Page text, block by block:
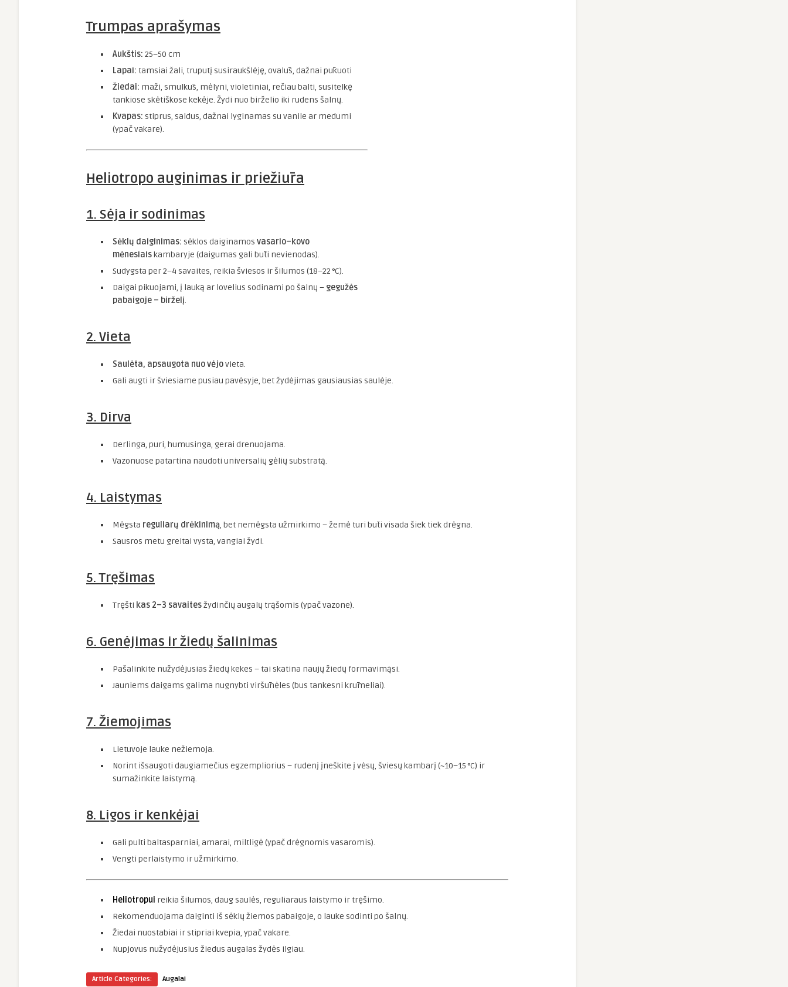
Trumpas aprašymas
Aukštis: 25–50 cm
Lapai: tamsiai žali, truputį susiraukšlėję, ovalūs, dažnai pūkuoti
Žiedai: maži, smulkūs, mėlyni, violetiniai, rečiau balti, susitelkę
tankiose skėtiškose kekėje. Žydi nuo birželio iki rudens šalnų.
Kvapas: stiprus, saldus, dažnai lyginamas su vanile ar medumi
(ypač vakare).
Heliotropo auginimas ir priežiūra
1. Sėja ir sodinimas
Sėklų daiginimas: sėklos daiginamos vasario–kovo
mėnesiaiskambaryje (daigumas gali būti nevienodas).
Sudygsta per 2–4 savaites, reikia šviesos ir šilumos (18–22 °C).
Daigai pikuojami, į lauką ar lovelius sodinami po šalnų – gegužės
pabaigoje – birželį.
2. Vieta
Saulėta, apsaugota nuo vėjovieta.
Gali augti ir šviesiame pusiau pavėsyje, bet žydėjimas gausiausias saulėje.
3. Dirva
Derlinga, puri, humusinga, gerai drenuojama.
Vazonuose patartina naudoti universalių gėlių substratą.
4. Laistymas
Mėgsta reguliarų drėkinimą, bet nemėgsta užmirkimo – žemė turi būti visada šiek tiek drėgna.
Sausros metu greitai vysta, vangiai žydi.
5. Tręšimas
Tręšti kas 2–3 savaitesžydinčių augalų trąšomis (ypač vazone).
6. Genėjimas ir žiedų šalinimas
Pašalinkite nužydėjusias žiedų kekes – tai skatina naujų žiedų formavimąsi.
Jauniems daigams galima nugnybti viršūnėles (bus tankesni krūmeliai).
7. Žiemojimas
Lietuvoje lauke nežiemoja.
Norint išsaugoti daugiamečius egzempliorius – rudenį įneškite į vėsų, šviesų kambarį (~10–15 °C) ir
sumažinkite laistymą.
8. Ligos ir kenkėjai
Gali pulti baltasparniai, amarai, miltligė (ypač drėgnomis vasaromis).
Vengti perlaistymo ir užmirkimo.
Heliotropui reikia šilumos, daug saulės, reguliaraus laistymo ir tręšimo.
Rekomenduojama daiginti iš sėklų žiemos pabaigoje, o lauke sodinti po šalnų.
Žiedai nuostabiai ir stipriai kvepia, ypač vakare.
Nupjovus nužydėjusius žiedus augalas žydės ilgiau.
Article Categories: Augalai